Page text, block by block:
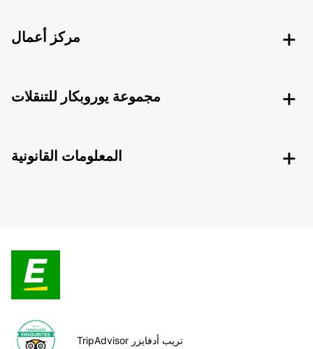
مركز أعمال
مجموعة يوروبكار للتنقلات
المعلومات القانونية
TripAdvisor تريب أدفايزر